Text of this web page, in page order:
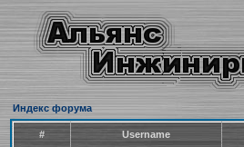
Индекс форума
# Username